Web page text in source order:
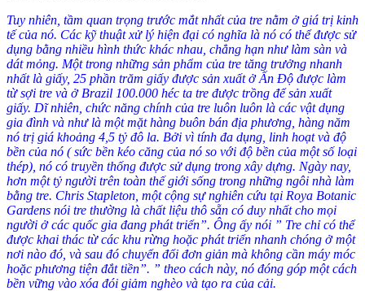
Tuy nhiên, tầm quan trọng trước mắt nhất của tre nằm ở giá trị kinh
tế của nó. Các kỹ thuật xử lý hiện đại có nghĩa là nó có thể được sử
dụng bằng nhiều hình thức khác nhau, chẳng hạn như làm sàn và
dát mỏng. Một trong những sản phẩm của tre tăng trưởng nhanh
nhất là giấy, 25 phần trăm giấy được sản xuất ở Ấn Độ được làm
từ sợi tre và ở Brazil 100.000 héc ta tre được trồng để sản xuất
giấy. Dĩ nhiên, chức năng chính của tre luôn luôn là các vật dụng
gia đình và như là một mặt hàng buôn bán địa phương, hàng năm
nó trị giá khoảng 4,5 tỷ đô la. Bởi vì tính đa dụng, linh hoạt và độ
bền của nó ( sức bền kéo căng của nó so với độ bền của một số loại
thép), nó có truyền thống được sử dụng trong xây dựng. Ngày nay,
hơn một tỷ người trên toàn thế giới sống trong những ngôi nhà làm
bằng tre. Chris Stapleton, một cộng sự nghiên cứu tại Roya Botanic
Gardens nói tre thường là chất liệu thô sẵn có duy nhất cho mọi
người ở các quốc gia đang phát triển”. Ông ấy nói ” Tre chỉ có thể
được khai thác từ các khu rừng hoặc phát triển nhanh chóng ở một
nơi nào đó, và sau đó chuyển đổi đơn giản mà không cần máy móc
hoặc phương tiện đắt tiền”. ” theo cách này, nó đóng góp một cách
bền vững vào xóa đói giảm nghèo và tạo ra của cải.